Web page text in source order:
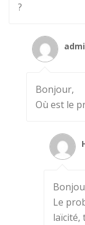
?
Bonjour,
Où est le
Le
laïcité,